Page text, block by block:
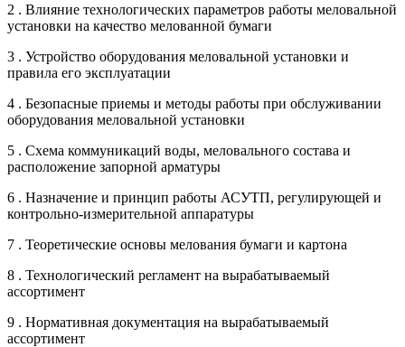
2 . Влияние технологических параметров работы меловальной
установки на качество мелованной бумаги
3 . Устройство оборудования меловальной установки и
правила его эксплуатации
4 . Безопасные приемы и методы работы при обслуживании
оборудования меловальной установки
5 . Схема коммуникаций воды, меловального состава и
расположение запорной арматуры
6 . Назначение и принцип работы АСУТП, регулирующей и
контрольно-измерительной аппаратуры
7 . Теоретические основы мелования бумаги и картона
8 . Технологический регламент на вырабатываемый
ассортимент
9 . Нормативная документация на вырабатываемый
ассортимент